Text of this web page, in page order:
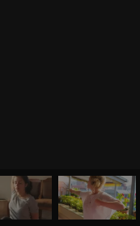
СЕМИНАРЫ